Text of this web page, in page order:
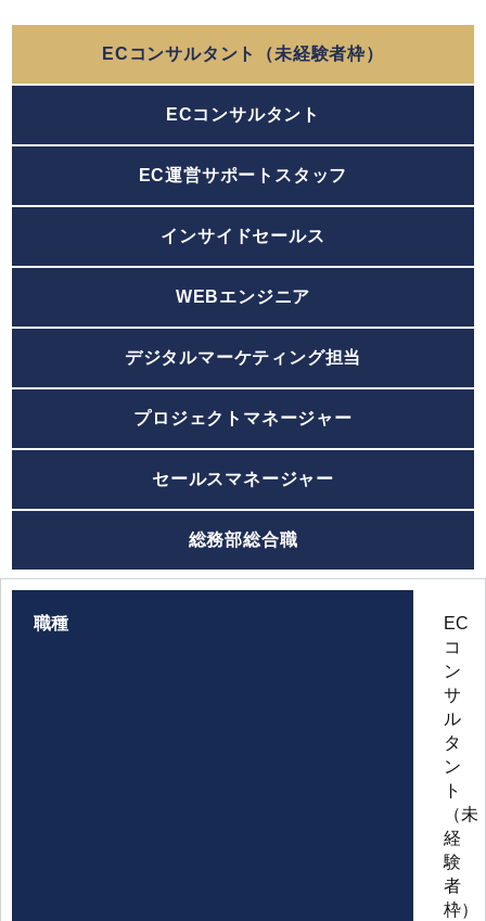
ECコンサルタント（未経験者枠）
ECコンサルタント
EC運営サポートスタッフ
インサイドセールス
WEBエンジニア
デジタルマーケティング担当
プロジェクトマネージャー
セールスマネージャー
総務部総合職
職種
EC
コ
ン
サ
ル
タ
ン
ト
（未
経
験
者
枠）